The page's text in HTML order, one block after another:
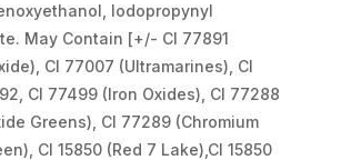
Iodopropynyl
May Contain [+/- CI 77891
CI 77007 (Ultramarines), CI
CI 77499 (Iron Oxides), CI 77288
Greens), CI 77289 (Chromium
CI 15850 (Red 7 Lake),CI 15850